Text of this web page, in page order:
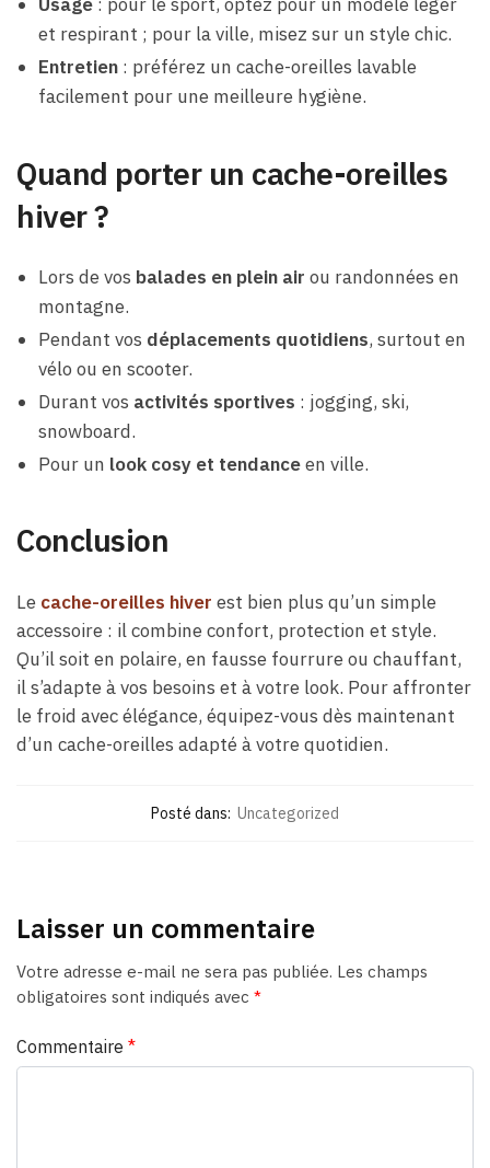
Usage : pour le sport, optez pour un modèle léger
et respirant ; pour la ville, misez sur un style chic.
Entretien : préférez un cache-oreilles lavable
facilement pour une meilleure hygiène.
Quand porter un cache-oreilles
hiver ?
Lors de vos balades en plein air ou randonnées en
montagne.
Pendant vos déplacements quotidiens, surtout en
vélo ou en scooter.
Durant vos activités sportives : jogging, ski,
snowboard.
Pour un look cosy et tendanceen ville.
Conclusion
Le cache-oreilles hiver est bien plus qu’un simple
accessoire : il combine confort, protection et style.
Qu’il soit en polaire, en fausse fourrure ou chauffant,
il s’adapte à vos besoins et à votre look. Pour affronter
le froid avec élégance, équipez-vous dès maintenant
d’un cache-oreilles adapté à votre quotidien.
Posté dans: Uncategorized
Laisser un commentaire
Votre adresse e-mail ne sera pas publiée. Les champs
obligatoires sont indiqués avec *
Commentaire *